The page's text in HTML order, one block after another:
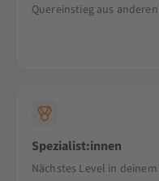
Quereinstieg aus
Spezialist:innen
Nächstes Level in